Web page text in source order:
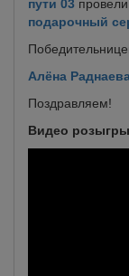
пути 03
подарочный
Алёна
Поздравляем!
Видео